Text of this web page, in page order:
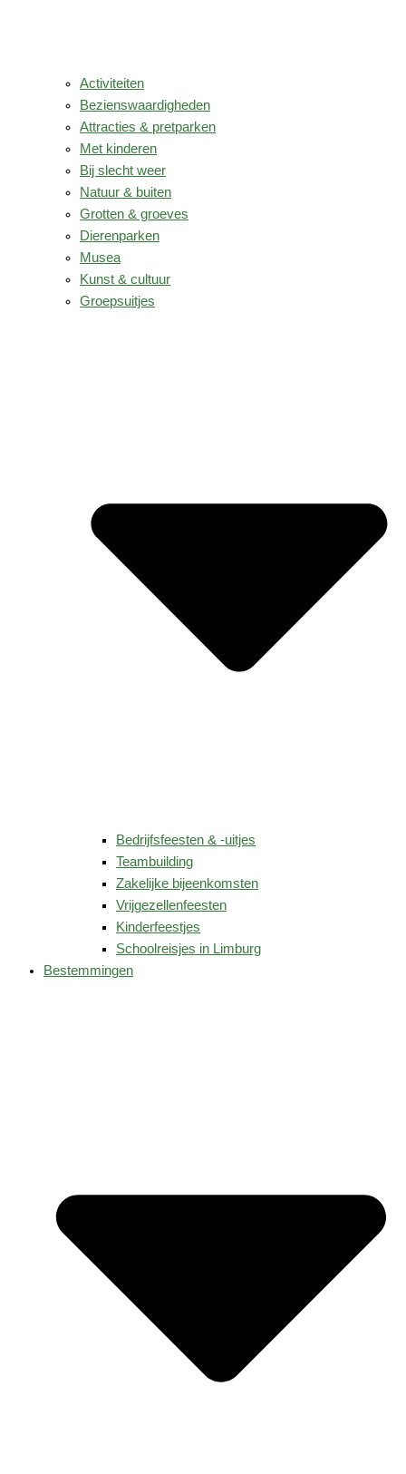
Activiteiten
Bezienswaardigheden
Attracties & pretparken
Met kinderen
Bij slecht weer
Natuur & buiten
Grotten & groeves
Dierenparken
Musea
Kunst & cultuur
Groepsuitjes
Bedrijfsfeesten & -uitjes
Teambuilding
Zakelijke bijeenkomsten
Vrijgezellenfeesten
Kinderfeestjes
Schoolreisjes in Limburg
Bestemmingen